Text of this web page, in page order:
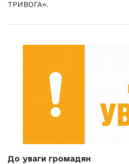
ТРИВОГА».
До уваги громадян